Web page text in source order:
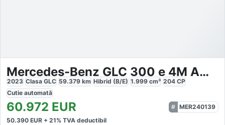
Mercedes-Benz GLC 300 e 4M AMG Line Night Pano Head
2023 Clasa GLC 59.379 km Hibrid (B/E) 1.999 cm³ 204 CP
Cutie automată
60.972 EUR
MER240139
50.390 EUR + 21% TVA deductibil